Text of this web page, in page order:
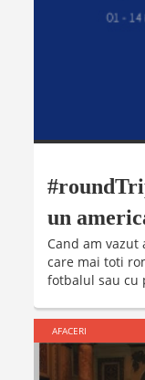
un
Cand am
care mai toti
fotbalul sau cu
AFACERI